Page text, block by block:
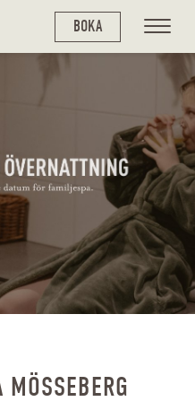
BOKA
MÖSSEBERG